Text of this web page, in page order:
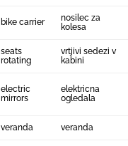
bike carrier
nosilec za
kolesa
seats
rotating
vrtjivi sedezi v
kabini
electric
mirrors
elektricna
ogledala
veranda veranda